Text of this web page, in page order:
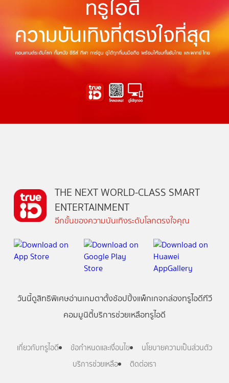
THE NEXT WORLD-CLASS SMART
ENTERTAINMENT
อีกขั้นของความบันเทิงระดับโลกตรงใจคุณ
วันนี้ดูสิทธิพิเศษอ่านเกมตาตั้งช้อปปิ้งแพ็กเกจกล่องทรูไอดีทีวี
คอมมูนิตี้บริการช่วยเหลือทรูไอดี
เกี่ยวกับทรูไอดี ข้อกำหนดและเงื่อนไข
นโยบายความเป็นส่วนตัว
บริการช่วยเหลือ
ติดต่อเรา